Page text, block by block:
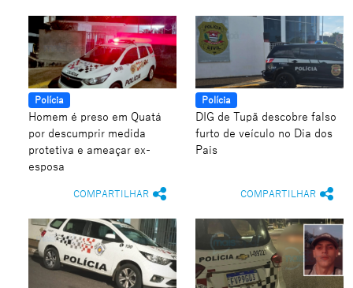
Polícia
Homem é preso em Quatá
por descumprir medida
protetiva e ameaçar ex-
esposa
COMPARTILHAR
Polícia
DIG de Tupã descobre falso
furto de veículo no Dia dos
Pais
COMPARTILHAR